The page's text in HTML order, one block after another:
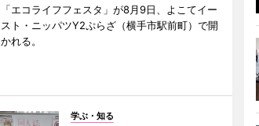
「エコライフフェスタ」が8月9日、よこてイー
スト・ニッパツY2ぷらざ（横手市駅前町）で開
かれる。
学ぶ・知る